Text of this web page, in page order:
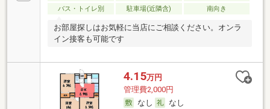
バス・トイレ別
駐車場(近隣含) 南向き
お部屋探しはお気軽に当店にご相談ください。オンラ
イン接客も可能です
4.15万円
管理費2,000円
なし
なし